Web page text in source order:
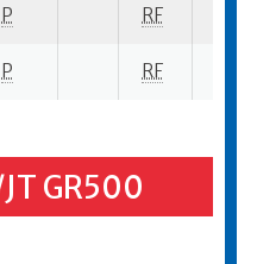
P RF
P RF
GR500